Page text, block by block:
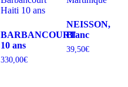
BARBANCOURT
10 ans
330,00€
NEISSON,
Blanc
39,50€